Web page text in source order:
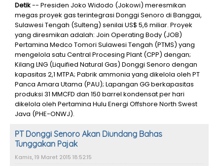
Detik-- Presiden Joko Widodo (Jokowi) meresmikan
megas proyek gas terintegrasi Donggi Senoro di Banggai,
Sulawesi Tengah (Sulteng) senilai US$ 5,6 miliar. Proyek
yang diresmikan adalah: Join Operating Body (JOB)‎
Pertamina Medco Tomori Sulawesi Tengah (PTMS) yang
mengelola satu Central Procesing Plant (CPP) dengan;
Kilang LNG (Liquified Natural Gas) Donggi Senoro dengan
kapasitas 2,1 MTPA‎; Pabrik ammonia yang dikelola oleh PT
Panca Amara Utama (PAU); Lapangan GG berkapasitas
produksi 31 MMCFD dan 150 barrel kondensat per hari
dikelola oleh Pertamina Hulu Energi Offshore North Swest
Java (PHE-ONWJ).
PT Donggi Senoro Akan Diundang Bahas
Tunggakan Pajak
Kamis, 19 Maret 2015 18:52:15